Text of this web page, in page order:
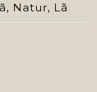
, Natur, Lã